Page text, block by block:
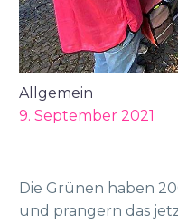
Allgemein
9. September 2021
Die Grünen haben
und prangern das